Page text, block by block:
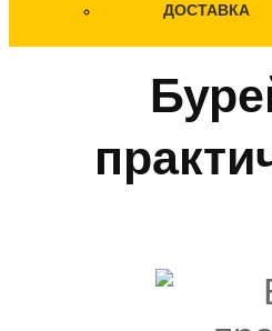
ДОСТАВКА